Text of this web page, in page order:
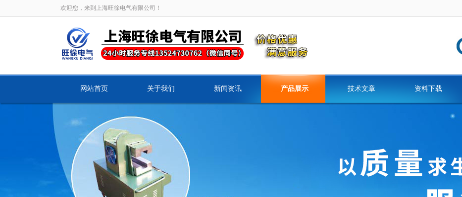
欢迎您，来到上海旺徐电气有限公司！
网站首页 关于我们 新闻资讯 产品展示 技术文章 资料下载